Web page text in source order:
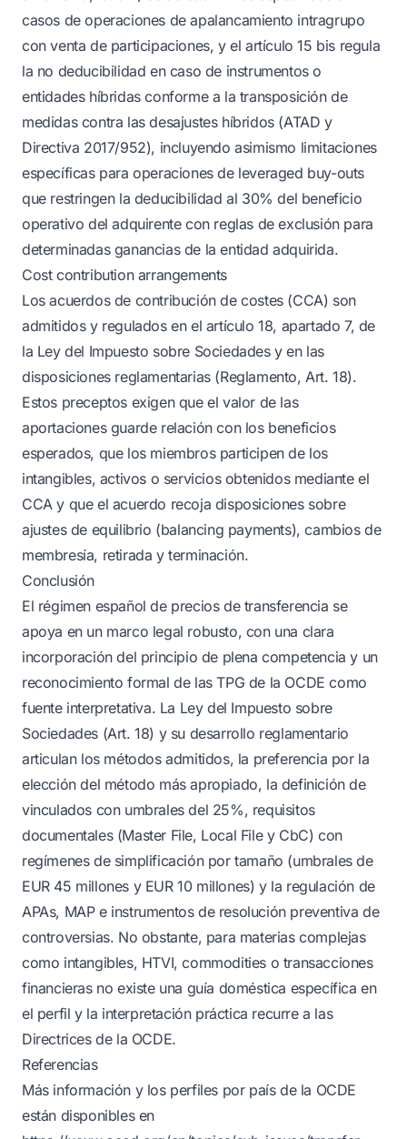
casos de operaciones de apalancamiento intragrupo
con venta de participaciones, y el artículo 15 bis regula
la no deducibilidad en caso de instrumentos o
entidades híbridas conforme a la transposición de
medidas contra las desajustes híbridos (ATAD y
Directiva 2017/952), incluyendo asimismo limitaciones
específicas para operaciones de leveraged buy-outs
que restringen la deducibilidad al 30% del beneficio
operativo del adquirente con reglas de exclusión para
determinadas ganancias de la entidad adquirida.
Cost contribution arrangements
Los acuerdos de contribución de costes (CCA) son
admitidos y regulados en el artículo 18, apartado 7, de
la Ley del Impuesto sobre Sociedades y en las
disposiciones reglamentarias (Reglamento, Art. 18).
Estos preceptos exigen que el valor de las
aportaciones guarde relación con los beneficios
esperados, que los miembros participen de los
intangibles, activos o servicios obtenidos mediante el
CCA y que el acuerdo recoja disposiciones sobre
ajustes de equilibrio (balancing payments), cambios de
membresía, retirada y terminación.
Conclusión
El régimen español de precios de transferencia se
apoya en un marco legal robusto, con una clara
incorporación del principio de plena competencia y un
reconocimiento formal de las TPG de la OCDE como
fuente interpretativa. La Ley del Impuesto sobre
Sociedades (Art. 18) y su desarrollo reglamentario
articulan los métodos admitidos, la preferencia por la
elección del método más apropiado, la definición de
vinculados con umbrales del 25%, requisitos
documentales (Master File, Local File y CbC) con
regímenes de simplificación por tamaño (umbrales de
EUR 45 millones y EUR 10 millones) y la regulación de
APAs, MAP e instrumentos de resolución preventiva de
controversias. No obstante, para materias complejas
como intangibles, HTVI, commodities o transacciones
financieras no existe una guía doméstica específica en
el perfil y la interpretación práctica recurre a las
Directrices de la OCDE.
Referencias
Más información y los perfiles por país de la OCDE
están disponibles en